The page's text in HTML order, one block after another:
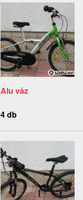
Alu váz
4 db